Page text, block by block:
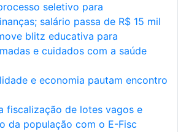
seletivo para
salário passa de R$ 15 mil
blitz educativa para
e cuidados com a saúde
e economia pautam encontro
fiscalização de lotes vagos e
da população com o E-Fisc